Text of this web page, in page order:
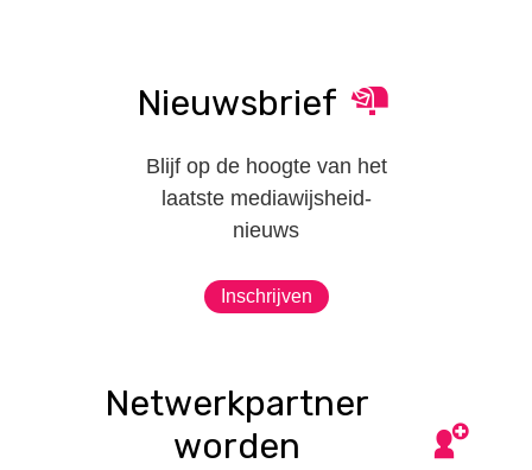
Nieuwsbrief
Blijf op de hoogte van het
laatste mediawijsheid-
nieuws
Inschrijven
Netwerkpartner
worden